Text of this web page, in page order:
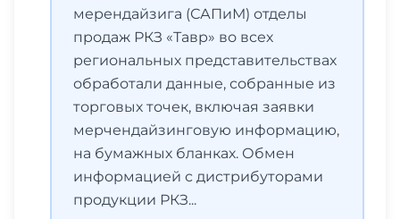
мерендайзига (САПиМ) отделы
продаж РКЗ «Тавр» во всех
региональных представительствах
обработали данные, собранные из
торговых точек, включая заявки
мерчендайзинговую информацию,
на бумажных бланках. Обмен
информацией с дистрибуторами
продукции РКЗ...